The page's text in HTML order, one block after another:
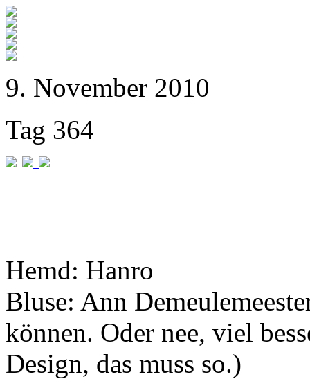
9. November 2010
Tag 364
Hemd: Hanro
Bluse: Ann
können. Oder nee, viel
Design, das muss so.)